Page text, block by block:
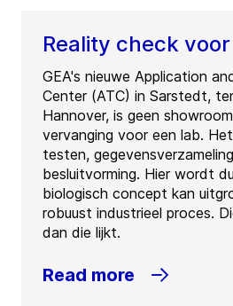
Reality check
GEA's nieuwe Application
Center (ATC) in Sarstedt,
Hannover, is geen
vervanging voor een lab.
testen,
besluitvorming. Hier wordt
biologisch concept kan
robuust industrieel proces.
dan die lijkt.
Read more